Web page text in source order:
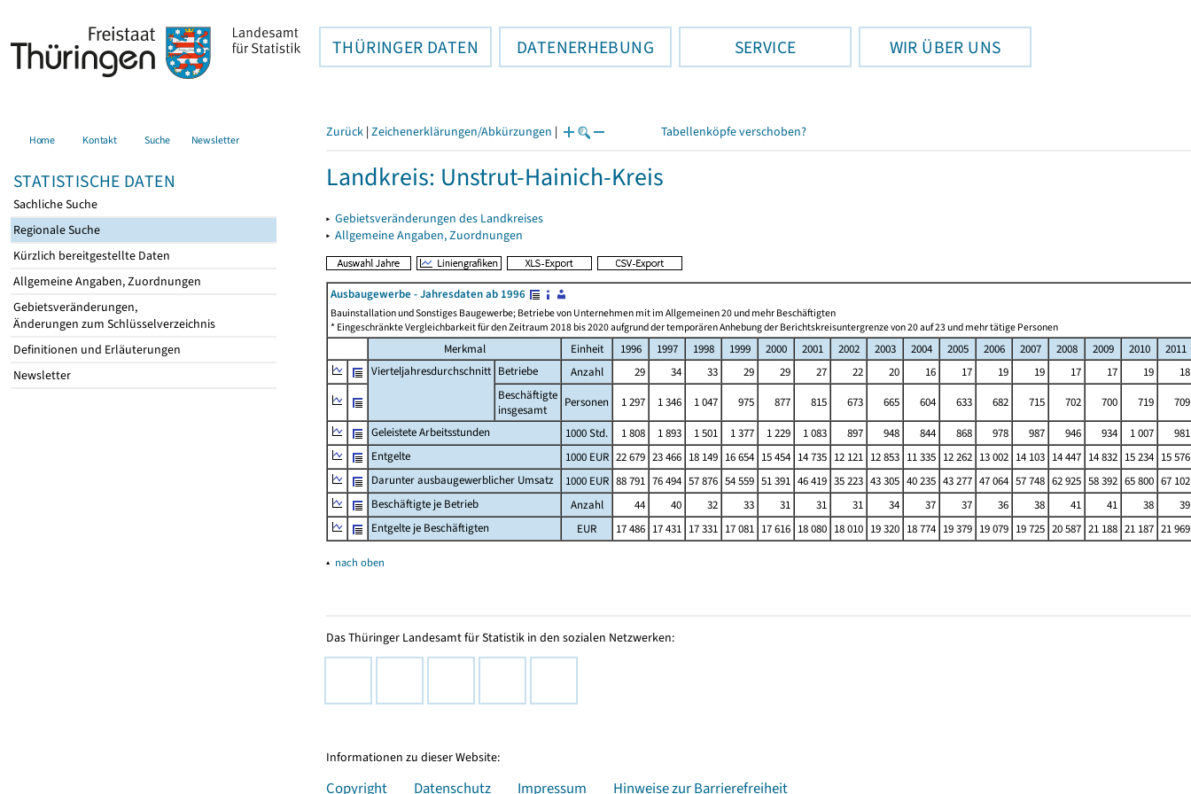
THÜRINGER DATEN DATENERHEBUNG SERVICE WIR ÜBER UNS
Home Kontakt Suche Newsletter
STATISTISCHE DATEN
Sachliche Suche
Regionale Suche
Kürzlich bereitgestellte Daten
Allgemeine Angaben, Zuordnungen
Gebietsveränderungen,
Änderungen zum Schlüsselverzeichnis
Definitionen und Erläuterungen
Newsletter
Zurück | Zeichenerklärungen/Abkürzungen | Tabellenköpfe verschoben?
Landkreis: Unstrut-Hainich-Kreis
▸ Gebietsveränderungen des Landkreises
▸ Allgemeine Angaben, Zuordnungen
Ausbaugewerbe - Jahresdaten ab 1996
Bauinstallation und Sonstiges Baugewerbe; Betriebe von Unternehmen mit im Allgemeinen 20 und mehr Beschäftigten
* Eingeschränkte Vergleichbarkeit für den Zeitraum 2018 bis 2020 aufgrund der temporären Anhebung der Berichtskreisuntergrenze von 20 auf 23 und mehr tätige Personen
Merkmal Einheit 1996 1997 1998 1999 2000 2001 2002 2003 2004 2005 2006 2007 2008 2009 2010
2011
Vierteljahresdurchschnitt Betriebe Anzahl 29 34 33 29 29 27 22 20 16 17 19 19 17 17 19
18
Beschäftigte
insgesamt
Personen 1 297 1 346 1 047 975 877 815 673 665 604 633 682 715 702 700 719
709
Geleistete Arbeitsstunden
1000 Std. 1 808 1 893 1 501 1 377 1 229 1 083 897 948 844 868 978 987 946 934 1 007
981
Entgelte
1000 EUR 22 679 23 466 18 149 16 654 15 454 14 735 12 121 12 853 11 335 12 262 13 002 14 103 14 447 14 832 15 234 15 576
Darunter ausbaugewerblicher Umsatz
1000 EUR 88 791 76 494 57 876 54 559 51 391 46 419 35 223 43 305 40 235 43 277 47 064 57 748 62 925 58 392 65 800 67 102
Beschäftigte je Betrieb
Anzahl 44 40 32 33 31 31 31 34 37 37 36 38 41 41 38
39
Entgelte je Beschäftigten
EUR 17 486 17 431 17 331 17 081 17 616 18 080 18 010 19 320 18 774 19 379 19 079 19 725 20 587 21 188 21 187 21 969
▴ nach oben
Das Thüringer Landesamt für Statistik in den sozialen Netzwerken:
Informationen zu dieser Website:
Copyright Datenschutz Impressum Hinweise zur Barrierefreiheit